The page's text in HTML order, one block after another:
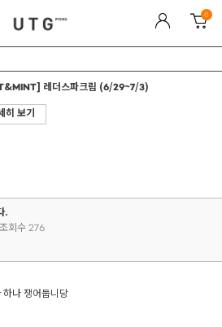
0
레더스파크림 (6/29~7/3)
히 보기
.
조회수 276
하나 쟁어둡니당